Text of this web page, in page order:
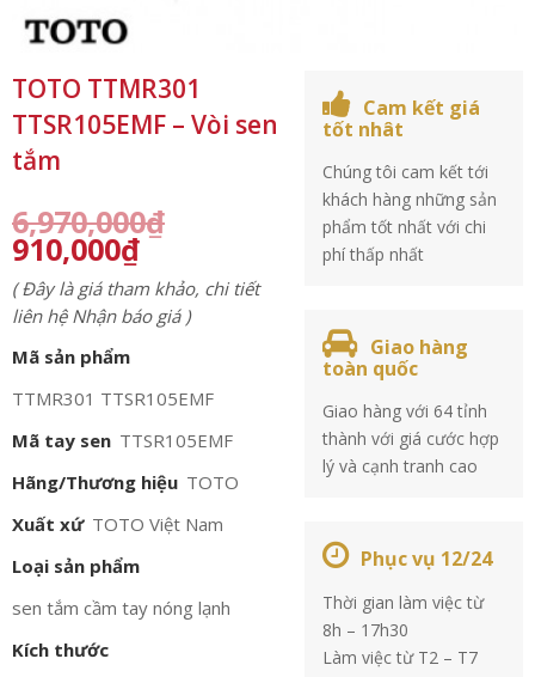
TOTO TTMR301
TTSR105EMF – Vòi sen
tắm
6,970,000₫
910,000₫
( Đây là giá tham khảo, chi tiết
liên hệ Nhận báo giá )
Mã sản phẩm
TTMR301 TTSR105EMF
Mã tay sen TTSR105EMF
Hãng/Thương hiệu TOTO
Xuất xứ TOTO Việt Nam
Loại sản phẩm
sen tắm cầm tay nóng lạnh
Kích thước
Cam kết giá
tốt nhât
Chúng tôi cam kết tới
khách hàng những sản
phẩm tốt nhất với chi
phí thấp nhất
Giao hàng
toàn quốc
Giao hàng với 64 tỉnh
thành với giá cước hợp
lý và cạnh tranh cao
Phục vụ 12/24
Thời gian làm việc từ
8h – 17h30
Làm việc từ T2 – T7